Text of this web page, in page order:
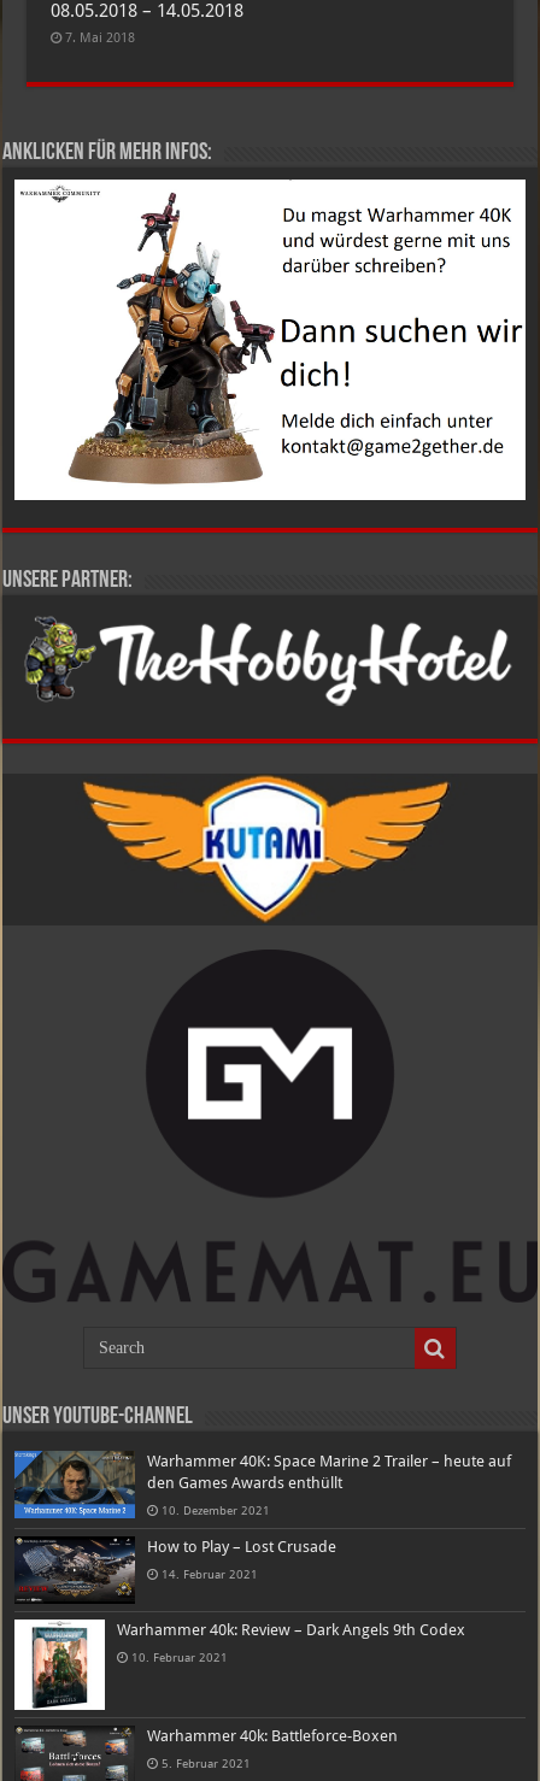
08.05.2018 – 14.05.2018
7. Mai 2018
Anklicken für mehr Infos:
Unsere Partner:
Unser Youtube-Channel
Warhammer 40K: Space Marine 2 Trailer – heute auf
den Games Awards enthüllt
10. Dezember 2021
How to Play – Lost Crusade
14. Februar 2021
Warhammer 40k: Review – Dark Angels 9th Codex
10. Februar 2021
Warhammer 40k: Battleforce-Boxen
5. Februar 2021